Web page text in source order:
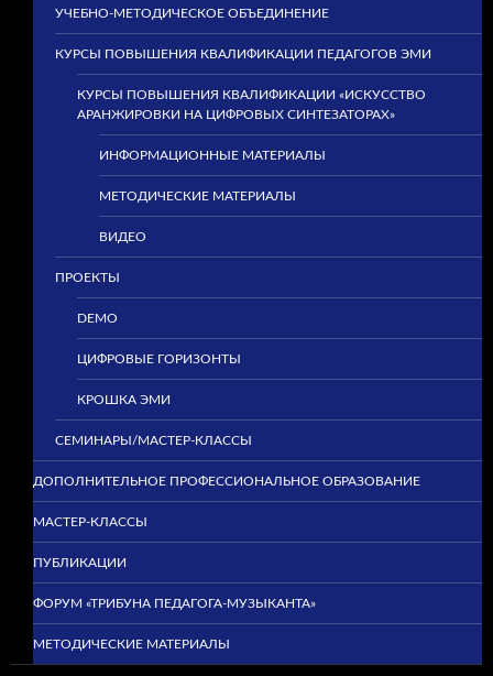
УЧЕБНО-МЕТОДИЧЕСКОЕ ОБЪЕДИНЕНИЕ
КУРСЫ ПОВЫШЕНИЯ КВАЛИФИКАЦИИ ПЕДАГОГОВ ЭМИ
КУРСЫ ПОВЫШЕНИЯ КВАЛИФИКАЦИИ «ИСКУССТВО
АРАНЖИРОВКИ НА ЦИФРОВЫХ СИНТЕЗАТОРАХ»
ИНФОРМАЦИОННЫЕ МАТЕРИАЛЫ
МЕТОДИЧЕСКИЕ МАТЕРИАЛЫ
ВИДЕО
ПРОЕКТЫ
DEMO
ЦИФРОВЫЕ ГОРИЗОНТЫ
КРОШКА ЭМИ
СЕМИНАРЫ/МАСТЕР-КЛАССЫ
ДОПОЛНИТЕЛЬНОЕ ПРОФЕССИОНАЛЬНОЕ ОБРАЗОВАНИЕ
МАСТЕР-КЛАССЫ
ПУБЛИКАЦИИ
ФОРУМ «ТРИБУНА ПЕДАГОГА-МУЗЫКАНТА»
МЕТОДИЧЕСКИЕ МАТЕРИАЛЫ